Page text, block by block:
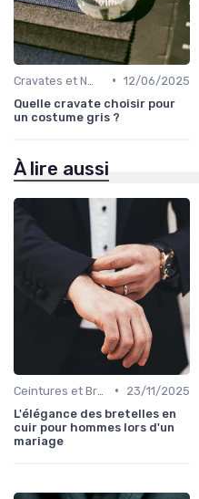
• 12/06/2025
Quelle cravate choisir pour
un costume gris ?
À lire aussi
•
23/11/2025
L'élégance des bretelles en
cuir pour hommes lors d'un
mariage